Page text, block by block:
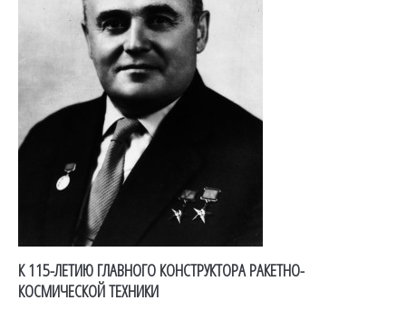
К 115-ЛЕТИЮ ГЛАВНОГО КОНСТРУКТОРА РАКЕТНО-
КОСМИЧЕСКОЙ ТЕХНИКИ